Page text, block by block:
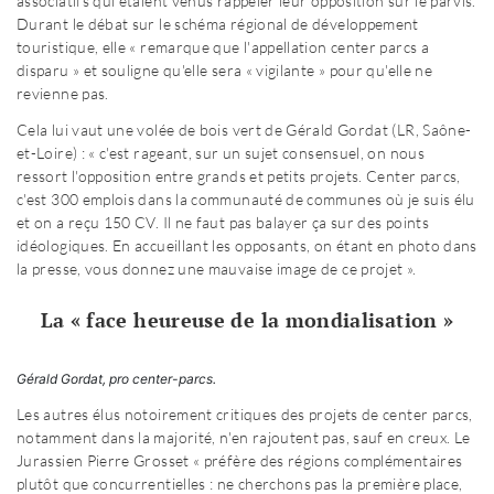
Durant le débat sur le schéma régional de développement
touristique, elle « remarque que l'appellation center parcs a
disparu » et souligne qu'elle sera « vigilante » pour qu'elle ne
revienne pas.
Cela lui vaut une volée de bois vert de Gérald Gordat (LR, Saône-
et-Loire) : « c'est rageant, sur un sujet consensuel, on nous
ressort l'opposition entre grands et petits projets. Center parcs,
c'est 300 emplois dans la communauté de communes où je suis élu
et on a reçu 150 CV. Il ne faut pas balayer ça sur des points
idéologiques. En accueillant les opposants, on étant en photo dans
la presse, vous donnez une mauvaise image de ce projet ».
La « face heureuse de la mondialisation »
Gérald Gordat, pro center-parcs.
Les autres élus notoirement critiques des projets de center parcs,
notamment dans la majorité, n'en rajoutent pas, sauf en creux. Le
Jurassien Pierre Grosset « préfère des régions complémentaires
plutôt que concurrentielles : ne cherchons pas la première place,